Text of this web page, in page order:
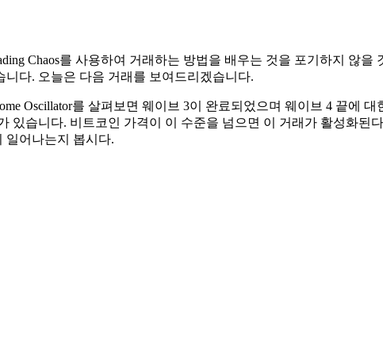
Chaos를 사용하여 거래하는 방법을 배우는 것을 포기하지 않
다. 오늘은 다음 거래를 보여드리겠습니다.
Oscillator를 살펴보면 웨이브 3이 완료되었으며 웨이브 4 끝에
있습니다. 비트코인 가격이 이 수준을 넘으면 이 거래가 활성화된
일어나는지 봅시다.